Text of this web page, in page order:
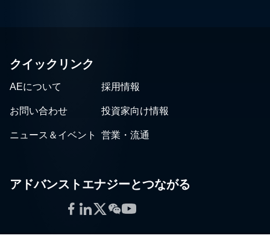
クイックリンク
AEについて 採用情報
お問い合わせ 投資家向け情報
ニュース＆イベント 営業・流通
アドバンストエナジーとつながる
Facebook
LinkedIn
Twitter
WeChat
YouTube